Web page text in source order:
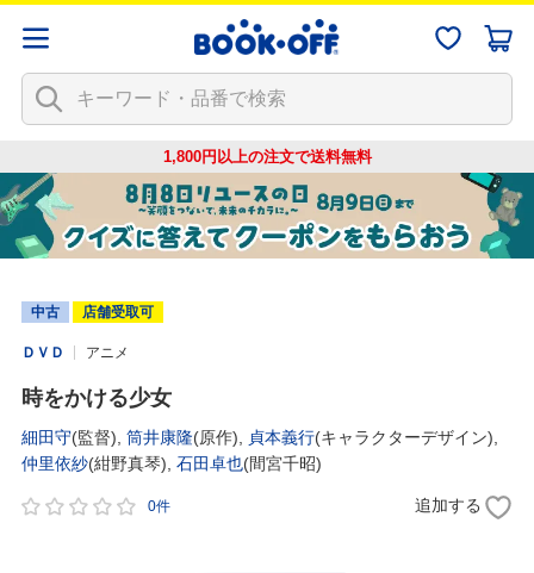
1,800円以上の注文で送料無料
中古 店舗受取可
ＤＶＤ アニメ
時をかける少女
細田守(監督), 筒井康隆(原作), 貞本義行(キャラクターデザイン),
仲里依紗(紺野真琴), 石田卓也(間宮千昭)
0件 追加する